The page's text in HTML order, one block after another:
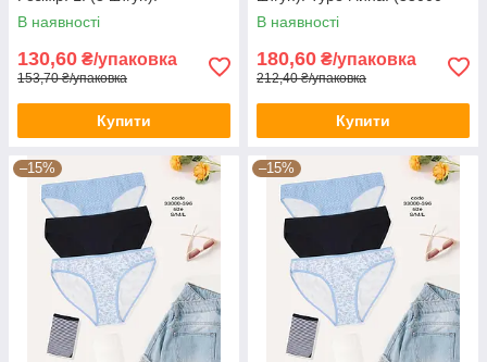
Туреччина. (39150-1)
В наявності
130,60 ₴/упаковка
153,70 ₴/упаковка
Купити
396)
В наявності
180,60 ₴/упаковка
212,40 ₴/упаковка
Купити
–15% –15%